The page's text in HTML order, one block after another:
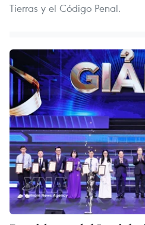
Tierras y el Código Penal.